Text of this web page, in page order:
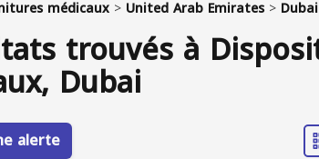
médicaux > United Arab Emirates > Dubai
trouvés à
Dubai
alerte